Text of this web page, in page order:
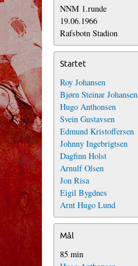
NNM 1.runde
19.06.1966
Rafsbotn Stadion
Startet
Roy Johansen
Bjørn Steinar Johansen
Hugo Anthonsen
Svein Gustavsen
Edmund Kristoffersen
Johnny Ingebrigtsen
Dagfinn Holst
Arnulf Olsen
Jon Risa
Eigil Bygdnes
Arnt Hugo Lund
Mål
85 min